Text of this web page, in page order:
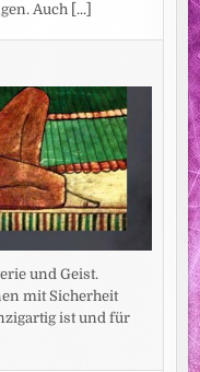
Auch [...]
und Geist.
mit Sicherheit
ist und für